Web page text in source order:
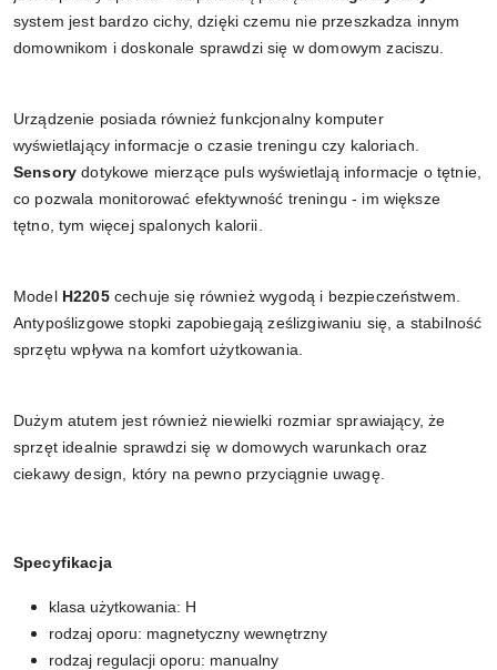
system jest bardzo cichy, dzięki czemu nie przeszkadza innym
domownikom i doskonale sprawdzi się w domowym zaciszu.
Urządzenie posiada również funkcjonalny komputer
wyświetlający informacje o czasie treningu czy kaloriach.
Sensorydotykowe mierzące puls wyświetlają informacje o tętnie,
co pozwala monitorować efektywność treningu - im większe
tętno, tym więcej spalonych kalorii.
Model H2205 cechuje się również wygodą i bezpieczeństwem.
Antypoślizgowe stopki zapobiegają ześlizgiwaniu się, a stabilność
sprzętu wpływa na komfort użytkowania.
Dużym atutem jest również niewielki rozmiar sprawiający, że
sprzęt idealnie sprawdzi się w domowych warunkach oraz
ciekawy design, który na pewno przyciągnie uwagę.
Specyfikacja
klasa użytkowania: H
rodzaj oporu: magnetyczny wewnętrzny
rodzaj regulacji oporu: manualny